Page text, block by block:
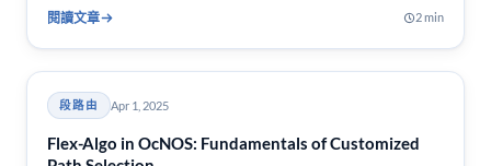
閱讀文章 2 min
段路由 Apr 1, 2025
Flex-Algo in OcNOS: Fundamentals of Customized